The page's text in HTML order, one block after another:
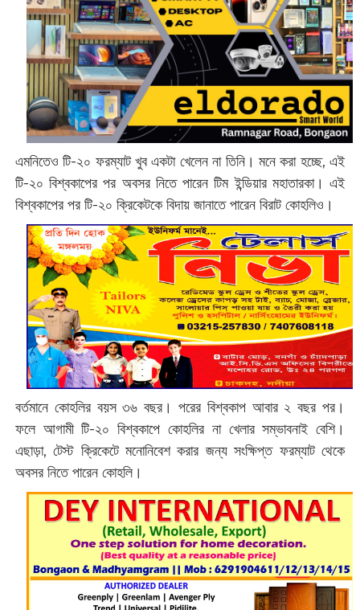
এমনিতেও টি-২০ ফরম্যাট খুব একটা খেলেন না তিনি। মনে করা হচ্ছে, এই
টি-২০ বিশ্বকাপের পর অবসর নিতে পারেন টিম ইন্ডিয়ার মহাতারকা। এই
বিশ্বকাপের পর টি-২০ ক্রিকেটকে বিদায় জানাতে পারেন বিরাট কোহলিও।
বর্তমানে কোহলির বয়স ৩৬ বছর। পরের বিশ্বকাপ আবার ২ বছর পর।
ফলে আগামী টি-২০ বিশ্বকাপে কোহলির না খেলার সম্ভাবনাই বেশি।
এছাড়া, টেস্ট ক্রিকেটে মনোনিবেশ করার জন্য সংক্ষিপ্ত ফরম্যাট থেকে
অবসর নিতে পারেন কোহলি।